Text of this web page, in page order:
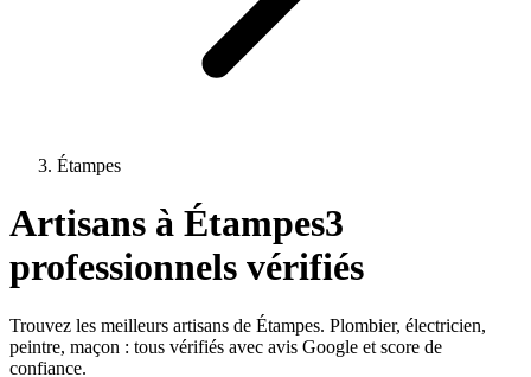
Étampes
Artisans à Étampes3
professionnels vérifiés
Trouvez les meilleurs artisans de Étampes. Plombier, électricien,
peintre, maçon : tous vérifiés avec avis Google et score de
confiance.